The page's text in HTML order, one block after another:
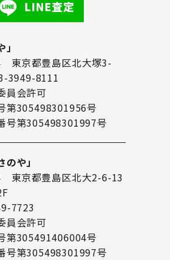
東京都豊島区北大塚3-
3949-8111
員会許可
第305498301956号
号第305498301997号
や」
東京都豊島区北大2-6-13
7723
員会許可
第305491406004号
号第305498301997号